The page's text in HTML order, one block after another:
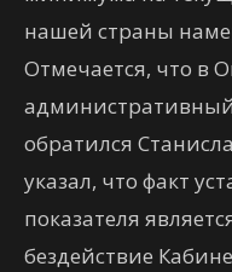
нашей страны
Отмечается, что в
обратился
указал, что факт
показателя
бездействие